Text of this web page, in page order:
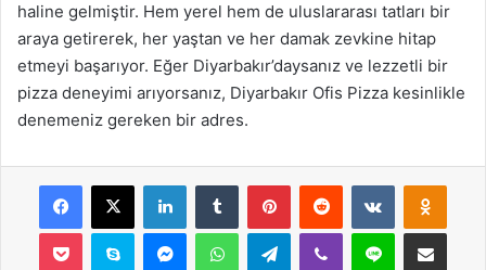
haline gelmiştir. Hem yerel hem de uluslararası tatları bir
araya getirerek, her yaştan ve her damak zevkine hitap
etmeyi başarıyor. Eğer Diyarbakır’daysanız ve lezzetli bir
pizza deneyimi arıyorsanız, Diyarbakır Ofis Pizza kesinlikle
denemeniz gereken bir adres.
Facebook
X LinkedInTumblr PinterestReddit VKontakte
Pocket Skype MessengerWhatsAppTelegramViber Line E-Posta ile